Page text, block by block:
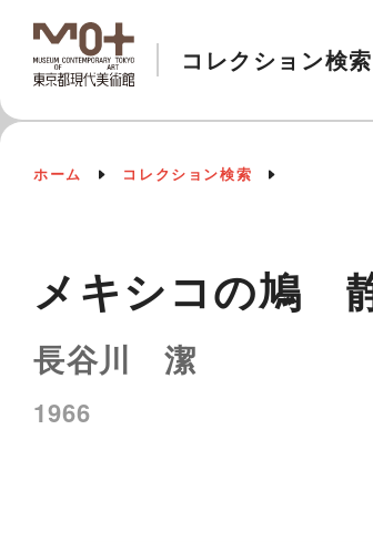
コレクション検索
ホーム コレクション検索
メキシコの鳩
長谷川 潔
1966